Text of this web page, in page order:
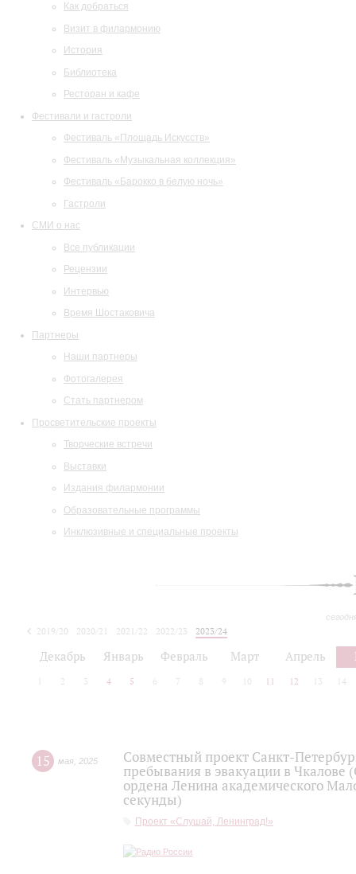
Как добраться
Визит в филармонию
История
Библиотека
Ресторан и кафе
Фестивали и гастроли
Фестиваль «Площадь Искусств»
Фестиваль «Музыкальная коллекция»
Фестиваль «Барокко в белую ночь»
Гастроли
СМИ о нас
Все публикации
Рецензии
Интервью
Время Шостаковича
Партнеры
Наши партнеры
Фотогалерея
Стать партнером
Просветительские проекты
Творческие встречи
Выставки
Издания филармонии
Образовательные программы
Инклюзивные и специальные проекты
2019/20 2020/21 2021/22 2022/23
2023/24
Декабрь Январь Февраль Март Апрель
2 3 4 5 6 7 8 9 10 11 12 13 14
15 мая 2025
Совместный проект Санкт-
пребывания в эвакуации в Чкалове
ордена Ленина академического
секунды)
Проект «Слушай, Ленинград!»